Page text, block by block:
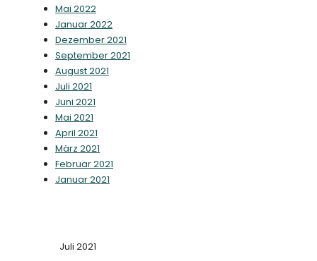
Mai 2022
Januar 2022
Dezember 2021
September 2021
August 2021
Juli 2021
Juni 2021
Mai 2021
April 2021
März 2021
Februar 2021
Januar 2021
Juli 2021